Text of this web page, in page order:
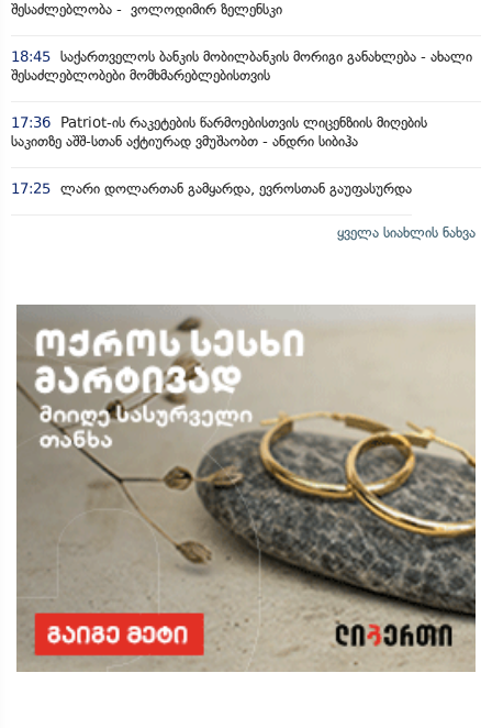
შესაძლებლობა - ვოლოდიმირ ზელენსკი
18:45 საქართველოს ბანკის მობილბანკის მორიგი განახლება - ახალი
შესაძლებლობები მომხმარებლებისთვის
17:36
Patriot-ის რაკეტების წარმოებისთვის ლიცენზიის მიღების
საკითზე აშშ-სთან აქტიურად ვმუშაობთ - ანდრი სიბიჰა
17:25 ლარი დოლართან გამყარდა, ევროსთან გაუფასურდა
ყველა სიახლის ნახვა